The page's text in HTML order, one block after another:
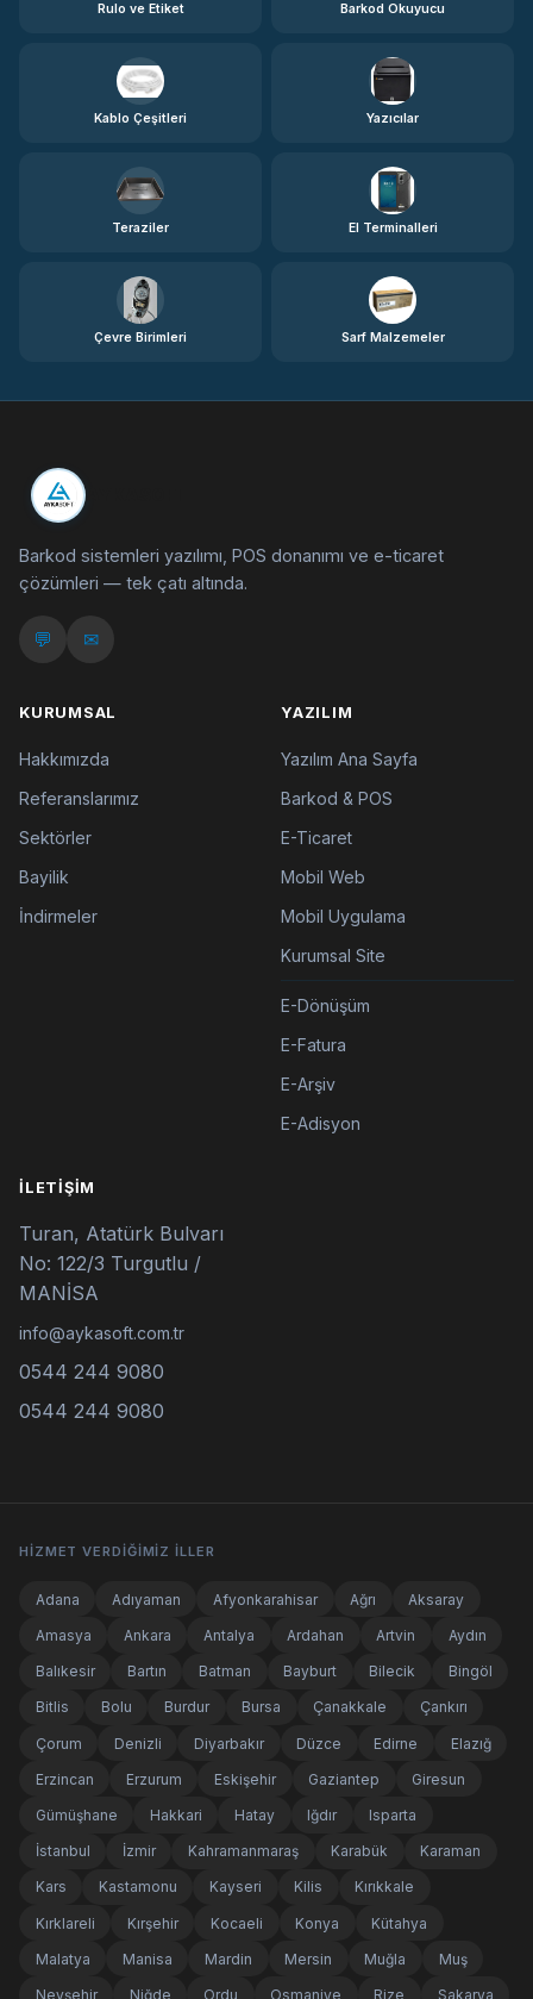
Rulo ve Etiket Barkod Okuyucu
Kablo Çeşitleri Yazıcılar
Teraziler El Terminalleri
Çevre Birimleri Sarf Malzemeler
Barkod sistemleri yazılımı, POS donanımı ve e-ticaret
çözümleri — tek çatı altında.
💬 ✉
KURUMSAL
Hakkımızda
Referanslarımız
Sektörler
Bayilik
İndirmeler
YAZILIM
Yazılım Ana Sayfa
Barkod & POS
E-Ticaret
Mobil Web
Mobil Uygulama
Kurumsal Site
E-Dönüşüm
E-Fatura
E-Arşiv
E-Adisyon
İLETIŞIM
Turan, Atatürk Bulvarı
No: 122/3 Turgutlu /
MANİSA
info@aykasoft.com.tr
0544 244 9080
0544 244 9080
HIZMET VERDIĞIMIZ İLLER
Adana Adıyaman Afyonkarahisar Ağrı Aksaray
Amasya Ankara Antalya Ardahan Artvin Aydın
Balıkesir Bartın Batman Bayburt Bilecik Bingöl
Bitlis Bolu Burdur Bursa Çanakkale Çankırı
Çorum Denizli Diyarbakır Düzce Edirne Elazığ
Erzincan Erzurum Eskişehir Gaziantep Giresun
Gümüşhane Hakkari Hatay Iğdır Isparta
İstanbul İzmir Kahramanmaraş Karabük Karaman
Kars Kastamonu Kayseri Kilis Kırıkkale
Kırklareli Kırşehir Kocaeli Konya Kütahya
Malatya Manisa Mardin Mersin Muğla Muş
Nevşehir Niğde Ordu Osmaniye Rize Sakarya